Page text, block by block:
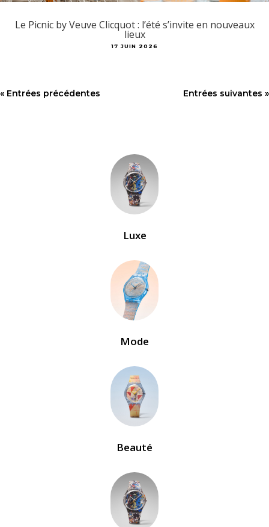
Le Picnic by Veuve Clicquot : l’été s’invite en nouveaux
lieux
17 JUIN 2026
« Entrées précédentes Entrées suivantes »
Luxe
Mode
Beauté